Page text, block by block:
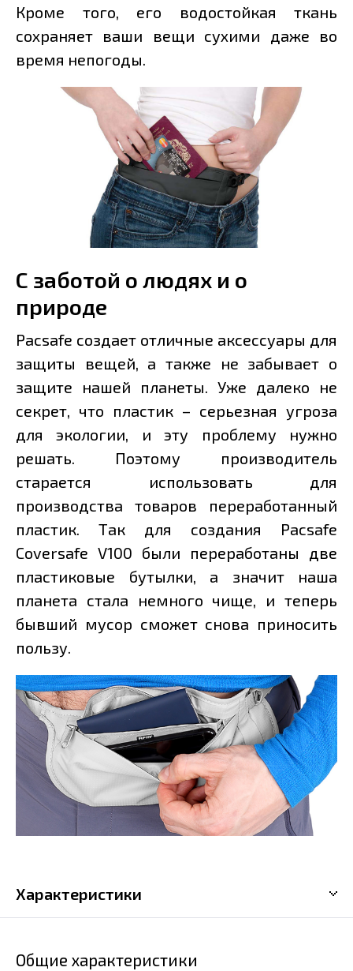
Кроме того, его водостойкая ткань
сохраняет ваши вещи сухими даже во
время непогоды.
С заботой о людях и о
природе
Pacsafe создает отличные аксессуары для
защиты вещей, а также не забывает о
защите нашей планеты. Уже далеко не
секрет, что пластик – серьезная угроза
для экологии, и эту проблему нужно
решать. Поэтому производитель
старается использовать для
производства товаров переработанный
пластик. Так для создания Pacsafe
Coversafe V100 были переработаны две
пластиковые бутылки, а значит наша
планета стала немного чище, и теперь
бывший мусор сможет снова приносить
пользу.
Характеристики
Общие характеристики